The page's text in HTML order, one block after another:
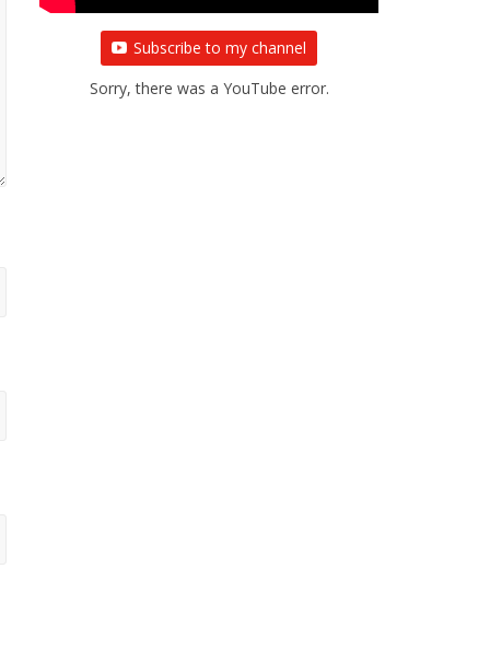
Subscribe to my channel
Sorry, there was a YouTube error.